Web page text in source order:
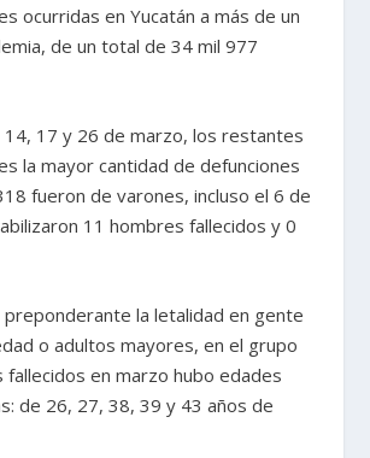
ocurridas en Yucatán a más de un
de un total de 34 mil 977
14, 17 y 26 de marzo, los restantes
la mayor cantidad de defunciones
fueron de varones, incluso el 6 de
11 hombres fallecidos y 0
preponderante la letalidad en gente
o adultos mayores, en el grupo
fallecidos en marzo hubo edades
de 26, 27, 38, 39 y 43 años de